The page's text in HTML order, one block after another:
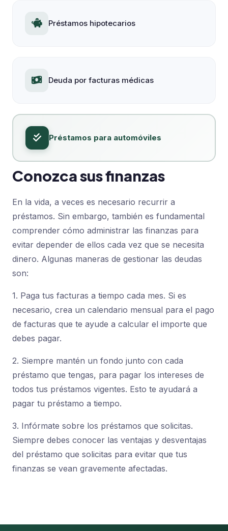
Préstamos hipotecarios
Deuda por facturas médicas
Préstamos para automóviles
Conozca sus finanzas
En la vida, a veces es necesario recurrir a
préstamos. Sin embargo, también es fundamental
comprender cómo administrar las finanzas para
evitar depender de ellos cada vez que se necesita
dinero. Algunas maneras de gestionar las deudas
son:
1. Paga tus facturas a tiempo cada mes. Si es
necesario, crea un calendario mensual para el pago
de facturas que te ayude a calcular el importe que
debes pagar.
2. Siempre mantén un fondo junto con cada
préstamo que tengas, para pagar los intereses de
todos tus préstamos vigentes. Esto te ayudará a
pagar tu préstamo a tiempo.
3. Infórmate sobre los préstamos que solicitas.
Siempre debes conocer las ventajas y desventajas
del préstamo que solicitas para evitar que tus
finanzas se vean gravemente afectadas.